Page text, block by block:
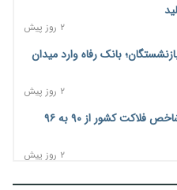
۲ روز پیش
بازنشستگان؛ بانک رفاه وارد میدان
۲ روز پیش
فشار اقتصادی در مسیر صعود؛ شاخص فلاکت کشور از ۹۰ به ۹۶
۲ روز پیش
خرید اعتباری؛ فین‌تک‌ها وارد میدان